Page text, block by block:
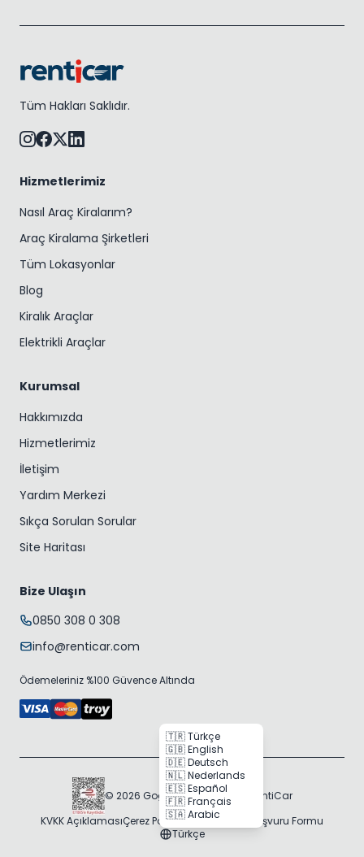
Tüm Hakları Saklıdır.
Hizmetlerimiz
Nasıl Araç Kiralarım?
Araç Kiralama Şirketleri
Tüm Lokasyonlar
Blog
Kiralık Araçlar
Elektrikli Araçlar
Kurumsal
Hakkımızda
Hizmetlerimiz
İletişim
Yardım Merkezi
Sıkça Sorulan Sorular
Site Haritası
Bize Ulaşın
0850 308 0 308
info@renticar.com
Ödemeleriniz %100 Güvence Altında
© 2026 Gogocar Bilişim A.Ş. | RentiCar
KVKK AçıklamasıÇerez PolitikasıVeri Sahibi Başvuru Formu
Türkçe
🇹🇷 Türkçe
🇬🇧 English
🇩🇪 Deutsch
🇳🇱 Nederlands
🇪🇸 Español
🇫🇷 Français
🇸🇦 Arabic